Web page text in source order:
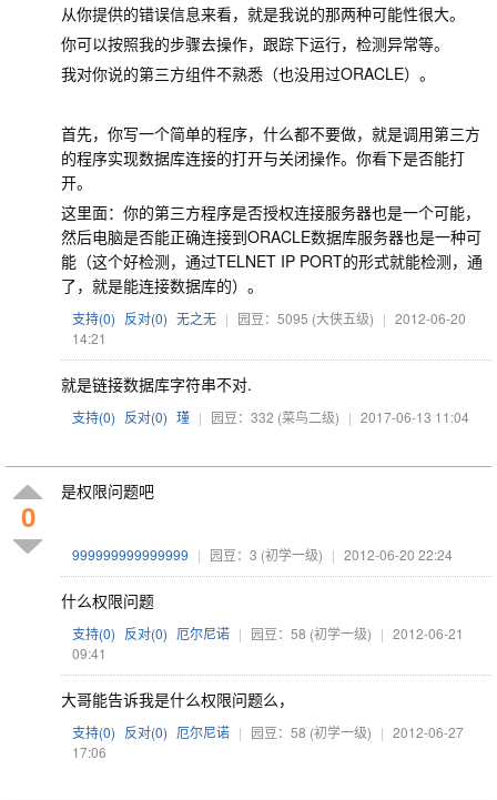
从你提供的错误信息来看，就是我说的那两种可能性很大。
你可以按照我的步骤去操作，跟踪下运行，检测异常等。
我对你说的第三方组件不熟悉（也没用过ORACLE）。
首先，你写一个简单的程序，什么都不要做，就是调用第三方
的程序实现数据库连接的打开与关闭操作。你看下是否能打
开。
这里面：你的第三方程序是否授权连接服务器也是一个可能，
然后电脑是否能正确连接到ORACLE数据库服务器也是一种可
能（这个好检测，通过TELNET IP PORT的形式就能检测，通
了，就是能连接数据库的）。
支持(0) 反对(0) 无之无 | 园豆：5095 (大侠五级) | 2012-06-20
14:21
就是链接数据库字符串不对.
支持(0) 反对(0) 瑾 | 园豆：332 (菜鸟二级) | 2017-06-13 11:04
0
是权限问题吧
999999999999999 | 园豆：3 (初学一级) | 2012-06-20 22:24
什么权限问题
支持(0) 反对(0) 厄尔尼诺 | 园豆：58 (初学一级) | 2012-06-21
09:41
大哥能告诉我是什么权限问题么，
支持(0) 反对(0) 厄尔尼诺 | 园豆：58 (初学一级) | 2012-06-27
17:06